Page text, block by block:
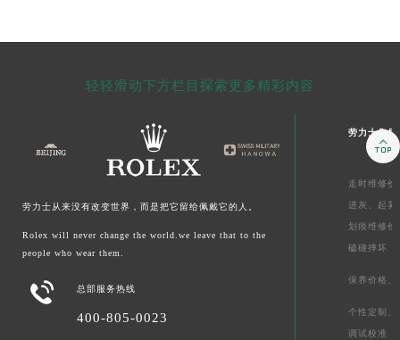
轻轻滑动下方栏目探索更多精彩内容
劳力士从来没有改变世界，而是把它留给佩戴它的人。
Rolex will never change the world.we leave that to the
people who wear them.
 总部服务热线
400-805-0023
劳力士售后
走时维修价
进灰、 起雾
划痕维修价
磕碰摔坏
保养价格、
个性定制、
调试校准
